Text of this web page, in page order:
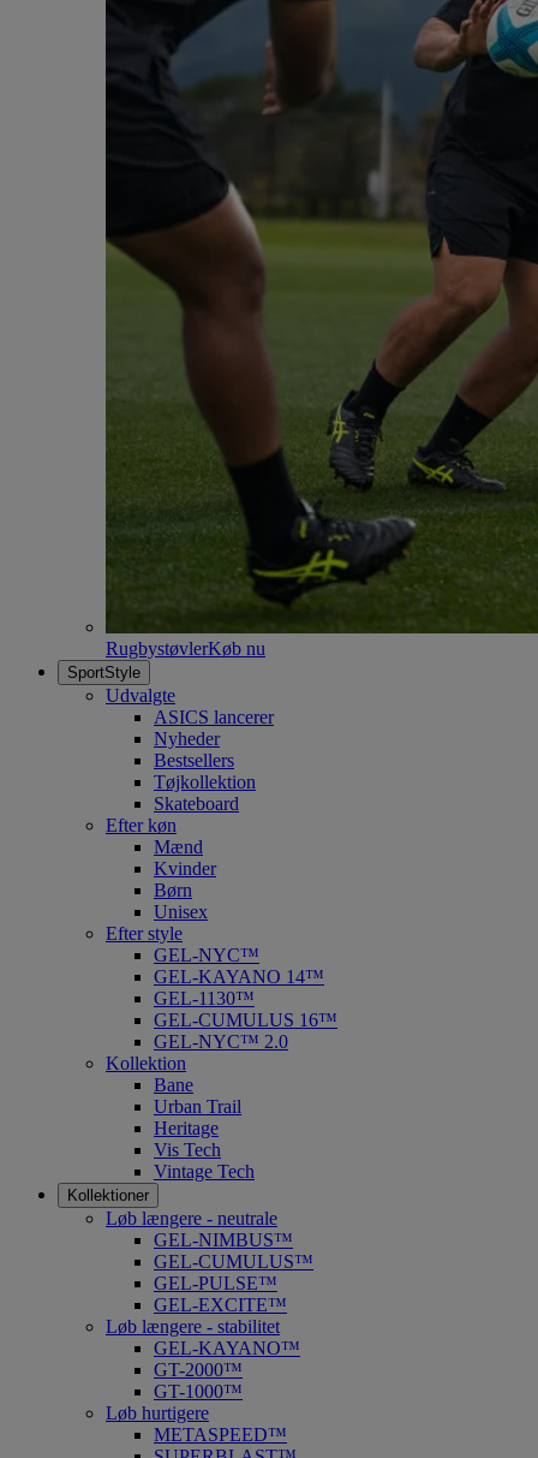
RugbystøvlerKøb nu
SportStyle
Udvalgte
ASICS lancerer
Nyheder
Bestsellers
Tøjkollektion
Skateboard
Efter køn
Mænd
Kvinder
Børn
Unisex
Efter style
GEL-NYC™
GEL-KAYANO 14™
GEL-1130™
GEL-CUMULUS 16™
GEL-NYC™ 2.0
Kollektion
Bane
Urban Trail
Heritage
Vis Tech
Vintage Tech
Kollektioner
Løb længere - neutrale
GEL-NIMBUS™
GEL-CUMULUS™
GEL-PULSE™
GEL-EXCITE™
Løb længere - stabilitet
GEL-KAYANO™
GT-2000™
GT-1000™
Løb hurtigere
METASPEED™